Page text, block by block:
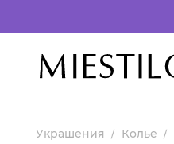
Украшения Колье